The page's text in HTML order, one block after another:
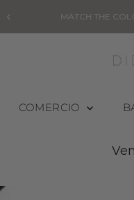
COMERCIO